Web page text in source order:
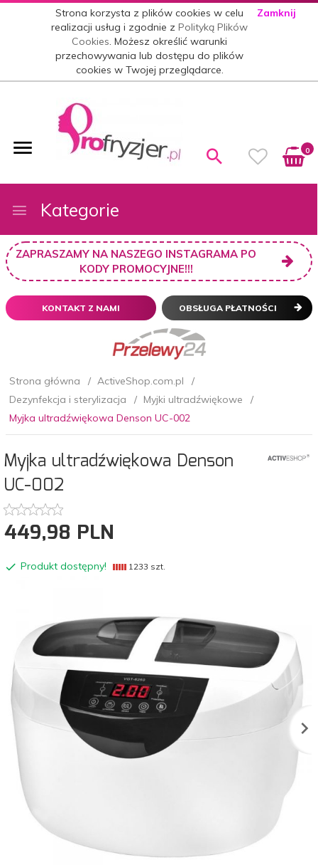
Strona korzysta z plików cookies w celu
realizacji usług i zgodnie zPolityką Plików
Cookies. Możesz określić warunki
przechowywania lub dostępu do plików
cookies w Twojej przeglądarce.
Zamknij
0
Kategorie
ZAPRASZAMY NA NASZEGO INSTAGRAMA PO
KODY PROMOCYJNE!!!
KONTAKT Z NAMI OBSŁUGA PŁATNOŚCI
Strona główna
ActiveShop.com.pl
Dezynfekcja i sterylizacja
Myjki ultradźwiękowe
Myjka ultradźwiękowa Denson UC-002
Myjka ultradźwiękowa Denson
UC-002
449,98 PLN
Produkt dostępny! 1233 szt.